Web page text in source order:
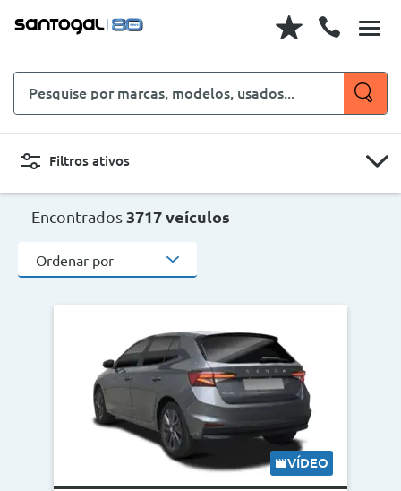
Pesquise
por
marcas,
modelos,
usados...Filtros ativos
CARROS
Novo, Usado, ...
Modelos
Encontrados 3717 veículos
Ordenar por
VÍDEO